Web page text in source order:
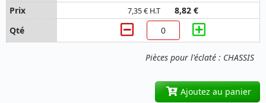
Pièces pour l'éclaté : CHASSIS
7,35 € H.T 8,82 €
Ajoutez au panier